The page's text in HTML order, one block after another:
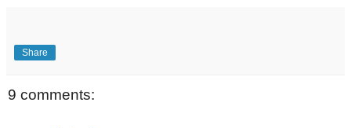
Share
9 comments: